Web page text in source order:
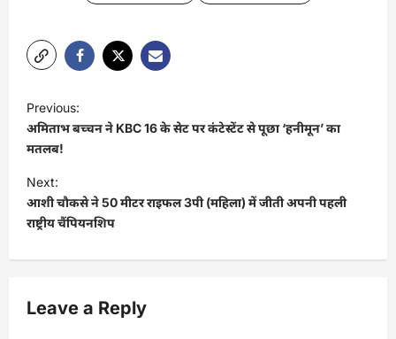
o
s
t
n
a
v
g
Previous:
अमिताभ बच्चन ने KBC 16 के सेट पर कंटेस्टेंट से पूछा ‘हनीमून’ का
मतलब!
Next:
आशी चौकसे ने 50 मीटर राइफल 3पी (महिला) में जीती अपनी पहली
राष्ट्रीय चैंपियनशिप
Leave a Reply